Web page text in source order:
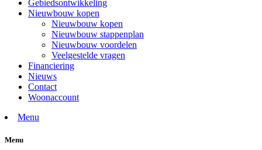
Gebiedsontwikkeling
Nieuwbouw kopen
Nieuwbouw kopen
Nieuwbouw stappenplan
Nieuwbouw voordelen
Veelgestelde vragen
Financiering
Nieuws
Contact
Woonaccount
Menu
Menu